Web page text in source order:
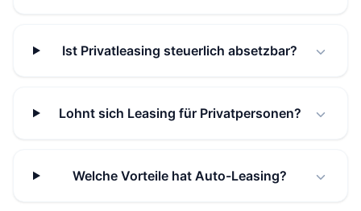
Ist Privatleasing steuerlich absetzbar?
Lohnt sich Leasing für Privatpersonen?
Welche Vorteile hat Auto-Leasing?